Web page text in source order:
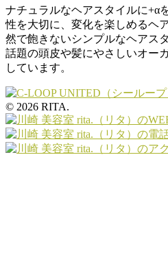
ナチュラルなヘアスタイルに+α
性を大切に、変化を楽しめるヘ
然で飽きないシンプルなヘアス
話題の頭皮や髪にやさしいオー
しています。
© 2026 RITA.